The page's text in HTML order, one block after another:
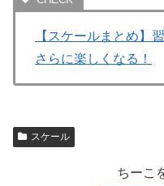
【スケールまとめ】
さらに楽しくなる！
スケール
ちーこ